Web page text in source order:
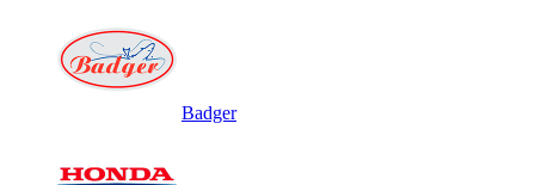
Badger